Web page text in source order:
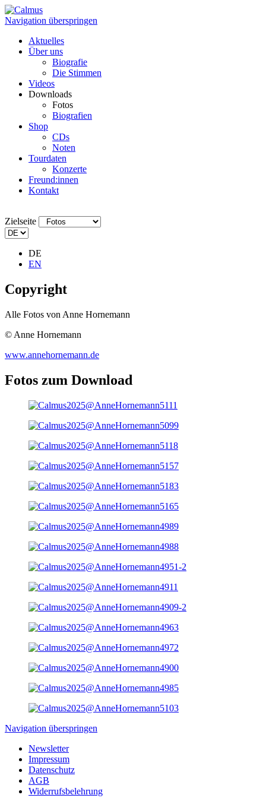
Navigation überspringen
Aktuelles
Über uns
Biografie
Die Stimmen
Videos
Downloads
Fotos
Biografien
Shop
CDs
Noten
Tourdaten
Konzerte
Freund:innen
Kontakt
Zielseite
DE
EN
Copyright
Alle Fotos von Anne Hornemann
© Anne Hornemann
www.annehornemann.de
Fotos zum Download
Navigation überspringen
Newsletter
Impressum
Datenschutz
AGB
Widerrufsbelehrung